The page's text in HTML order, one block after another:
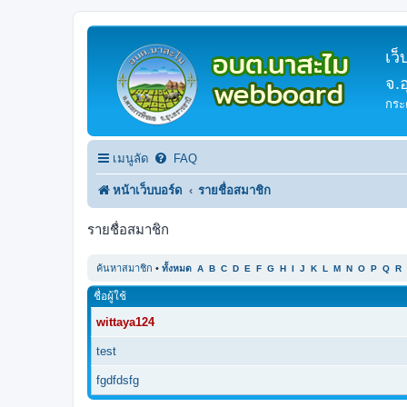
เ
จ.
กร
เมนูลัด FAQ
หน้าเว็บบอร์ด รายชื่อสมาชิก
รายชื่อสมาชิก
ค้นหาสมาชิก • ทั้งหมด A B C D E F G H I J K L M N O P Q R
ชื่อผู้ใช้
wittaya124
test
fgdfdsfg